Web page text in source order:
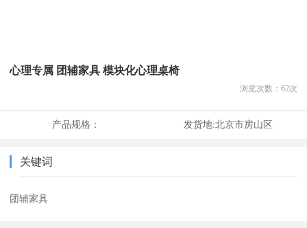
心理专属 团辅家具 模块化心理桌椅
浏览次数： 62次
产品规格： 发货地:北京市房山区
关键词
团辅家具